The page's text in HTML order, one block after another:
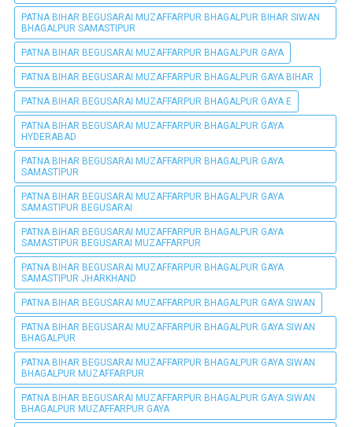
PATNA BIHAR BEGUSARAI MUZAFFARPUR BHAGALPUR BIHAR SIWAN
BHAGALPUR SAMASTIPUR
PATNA BIHAR BEGUSARAI MUZAFFARPUR BHAGALPUR GAYA
PATNA BIHAR BEGUSARAI MUZAFFARPUR BHAGALPUR GAYA BIHAR
PATNA BIHAR BEGUSARAI MUZAFFARPUR BHAGALPUR GAYA E
PATNA BIHAR BEGUSARAI MUZAFFARPUR BHAGALPUR GAYA
HYDERABAD
PATNA BIHAR BEGUSARAI MUZAFFARPUR BHAGALPUR GAYA
SAMASTIPUR
PATNA BIHAR BEGUSARAI MUZAFFARPUR BHAGALPUR GAYA
SAMASTIPUR BEGUSARAI
PATNA BIHAR BEGUSARAI MUZAFFARPUR BHAGALPUR GAYA
SAMASTIPUR BEGUSARAI MUZAFFARPUR
PATNA BIHAR BEGUSARAI MUZAFFARPUR BHAGALPUR GAYA
SAMASTIPUR JHARKHAND
PATNA BIHAR BEGUSARAI MUZAFFARPUR BHAGALPUR GAYA SIWAN
PATNA BIHAR BEGUSARAI MUZAFFARPUR BHAGALPUR GAYA SIWAN
BHAGALPUR
PATNA BIHAR BEGUSARAI MUZAFFARPUR BHAGALPUR GAYA SIWAN
BHAGALPUR MUZAFFARPUR
PATNA BIHAR BEGUSARAI MUZAFFARPUR BHAGALPUR GAYA SIWAN
BHAGALPUR MUZAFFARPUR GAYA